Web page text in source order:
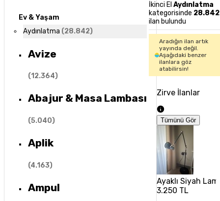
Ev & Yaşam
Aydınlatma (28.842)
Avize
(12.364)
Abajur & Masa Lambası
(5.040)
Aplik
(4.163)
Ampul
İkinci ElAydınlatma
kategorisinde 28.842
ilan bulundu
Aradığın ilan artık
yayında değil.
Aşağıdaki benzer
ilanlara göz
atabilirsin!
Zirve İlanlar
Tümünü Gör
Ayaklı Siyah
3.250 TL